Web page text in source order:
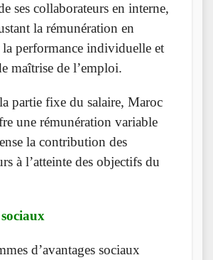
ses collaborateurs en interne,
la rémunération en
performance individuelle et
maîtrise de l’emploi.
partie fixe du salaire, Maroc
une rémunération variable
la contribution des
à l’atteinte des objectifs du
d’avantages sociaux